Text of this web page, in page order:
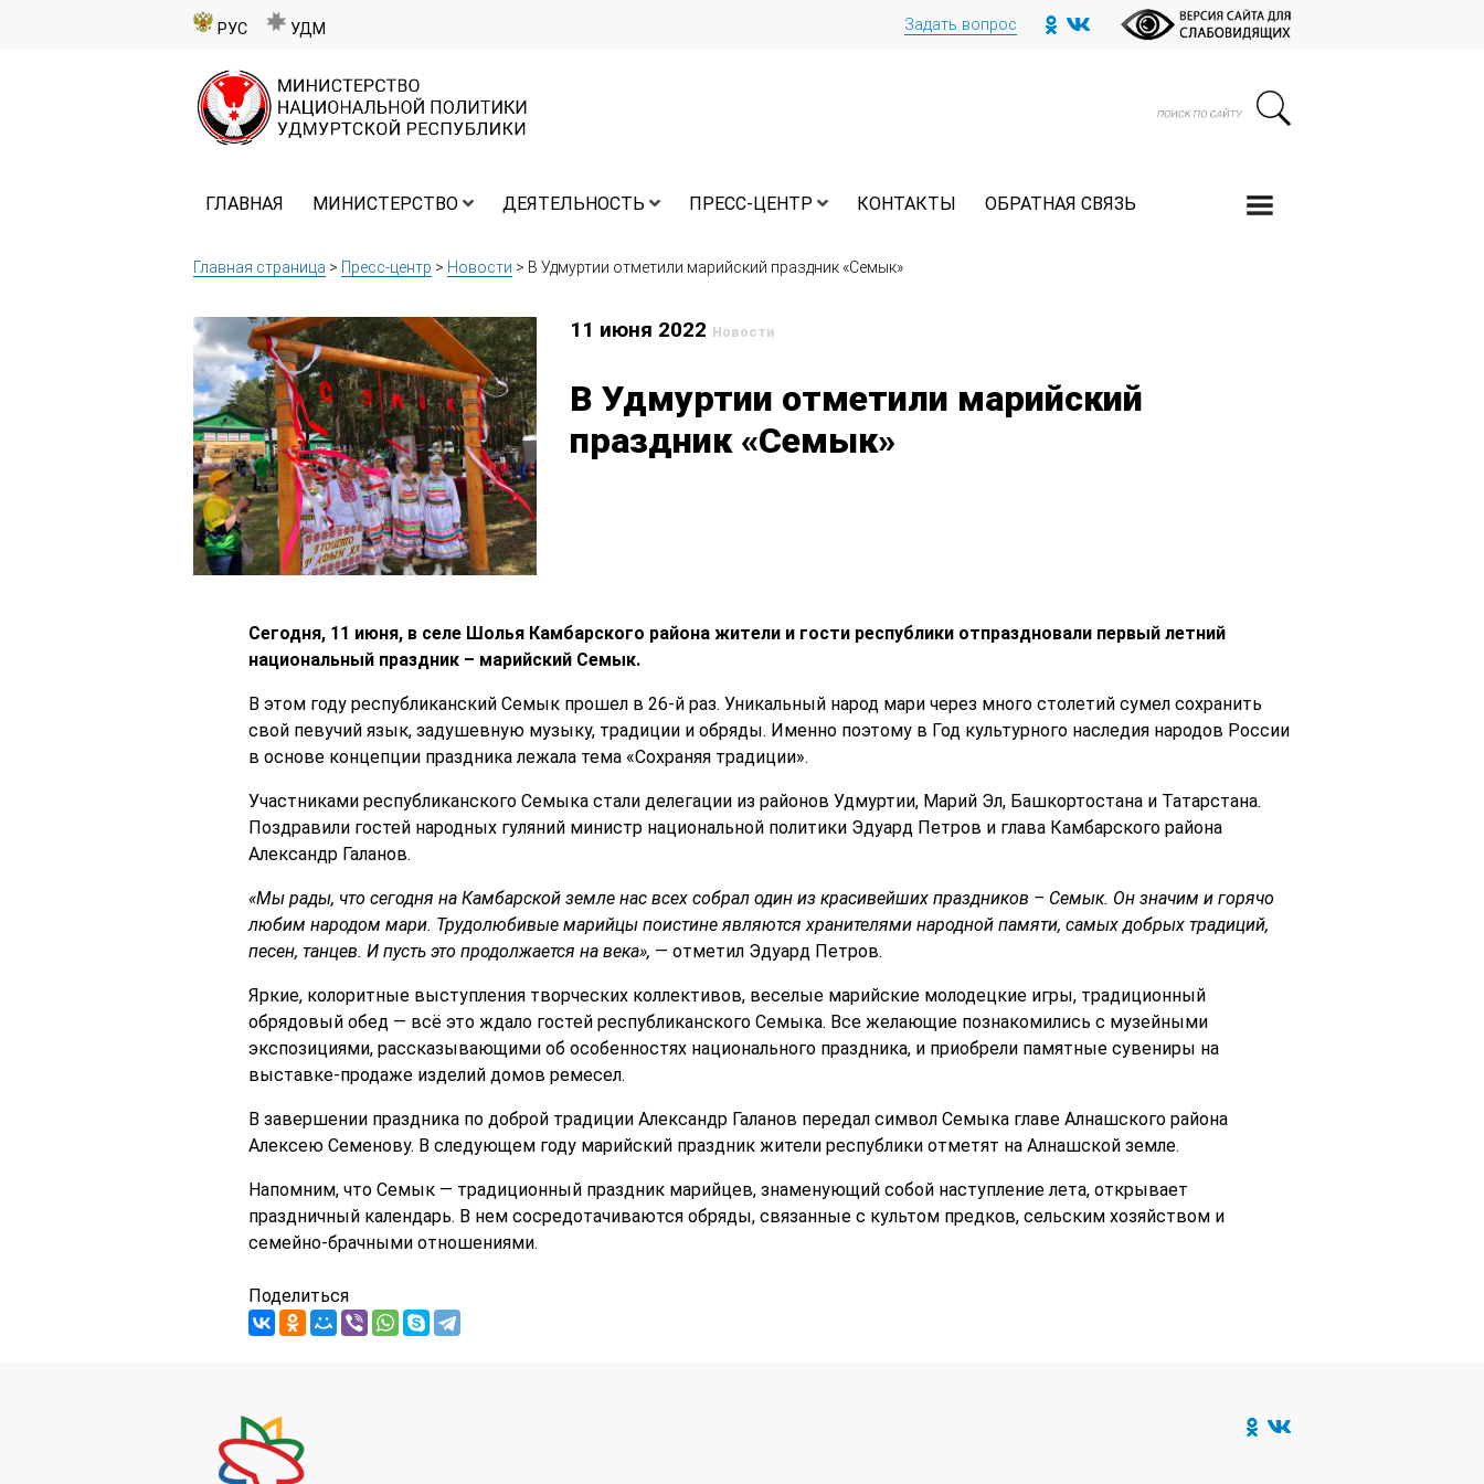
РУС УДМ Задать вопрос
ГЛАВНАЯ МИНИСТЕРСТВО ДЕЯТЕЛЬНОСТЬ ПРЕСС-ЦЕНТР КОНТАКТЫ ОБРАТНАЯ СВЯЗЬ
Главная страница > Пресс-центр > Новости > В Удмуртии отметили марийский праздник «Семык»
11 июня 2022 Новости
В Удмуртии отметили марийский
праздник «Семык»
Сегодня, 11 июня, в селе Шолья Камбарского района жители и гости республики отпраздновали первый летний
национальный праздник – марийский Семык.
В этом году республиканский Семык прошел в 26-й раз. Уникальный народ мари через много столетий сумел сохранить
свой певучий язык, задушевную музыку, традиции и обряды. Именно поэтому в Год культурного наследия народов России
в основе концепции праздника лежала тема «Сохраняя традиции».
Участниками республиканского Семыка стали делегации из районов Удмуртии, Марий Эл, Башкортостана и Татарстана.
Поздравили гостей народных гуляний министр национальной политики Эдуард Петров и глава Камбарского района
Александр Галанов.
«Мы рады, что сегодня на Камбарской земле нас всех собрал один из красивейших праздников – Семык. Он значим и горячо
любим народом мари. Трудолюбивые марийцы поистине являются хранителями народной памяти, самых добрых традиций,
песен, танцев. И пусть это продолжается на века», — отметил Эдуард Петров.
Яркие, колоритные выступления творческих коллективов, веселые марийские молодецкие игры, традиционный
обрядовый обед — всё это ждало гостей республиканского Семыка. Все желающие познакомились с музейными
экспозициями, рассказывающими об особенностях национального праздника, и приобрели памятные сувениры на
выставке-продаже изделий домов ремесел.
В завершении праздника по доброй традиции Александр Галанов передал символ Семыка главе Алнашского района
Алексею Семенову. В следующем году марийский праздник жители республики отметят на Алнашской земле.
Напомним, что Семык — традиционный праздник марийцев, знаменующий собой наступление лета, открывает
праздничный календарь. В нем сосредотачиваются обряды, связанные с культом предков, сельским хозяйством и
семейно-брачными отношениями.
Поделиться